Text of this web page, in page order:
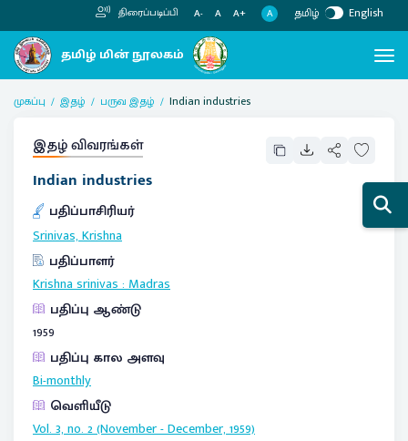
திரைப்படிப்பி A- A A+ A தமிழ் English
முகப்பு இதழ் பருவ இதழ் Indian industries
இதழ் விவரங்கள்
Indian industries
பதிப்பாசிரியர்
Srinivas, Krishna
பதிப்பாளர்
Krishna srinivas:Madras
பதிப்பு ஆண்டு
1959
பதிப்பு கால அளவு
Bi-monthly
வெளியீடு
Vol. 3, no. 2 (November - December, 1959)